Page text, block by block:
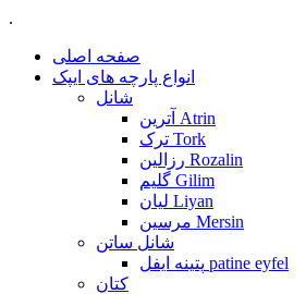
.
صفحه اصلی
انواع پارچه های ایپک
شانل
آترین Atrin
ترک Tork
رزالین Rozalin
گلیم Gilim
لیان Liyan
مرسین Mersin
شانل ساتن
پتینه ایفل patine eyfel
کتان